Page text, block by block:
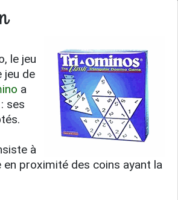
le jeu
jeu de
a
ses
à
en proximité des coins ayant la